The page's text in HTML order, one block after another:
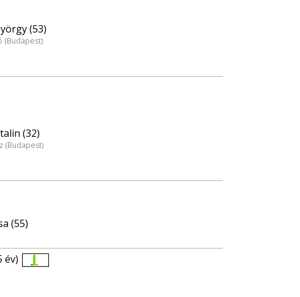
(53)
(Budapest)
(32)
(Budapest)
(55)
év)